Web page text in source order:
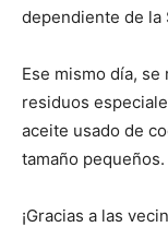
dependiente de la
Ese mismo día,
residuos
aceite usado de
tamaño pequeños.
¡Gracias a las